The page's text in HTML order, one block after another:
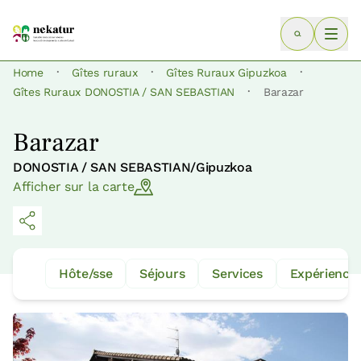
Home · Gîtes ruraux · Gîtes Ruraux Gipuzkoa ·
Gîtes Ruraux DONOSTIA / SAN SEBASTIAN · Barazar
Barazar
DONOSTIA / SAN SEBASTIAN/Gipuzkoa
Afficher sur la carte
Hôte/sse Séjours Services